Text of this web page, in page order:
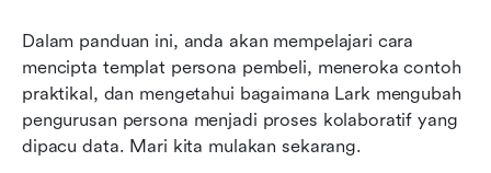
Dalam panduan ini, anda akan mempelajari cara
mencipta templat persona pembeli, meneroka contoh
praktikal, dan mengetahui bagaimana Lark mengubah
pengurusan persona menjadi proses kolaboratif yang
dipacu data. Mari kita mulakan sekarang.